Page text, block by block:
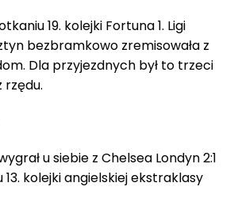
19. kolejki Fortuna 1. Ligi
bezbramkowo zremisowała z
Dla przyjezdnych był to trzeci
rzędu.
u siebie z Chelsea Londyn 2:1
kolejki angielskiej ekstraklasy